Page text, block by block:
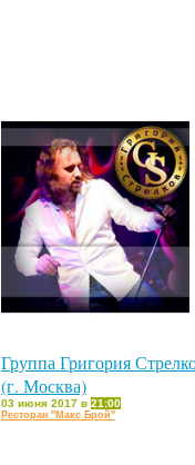
Группа Григория
(г. Москва)
03 июня 2017 в 21:00
Ресторан "Макс Брой"